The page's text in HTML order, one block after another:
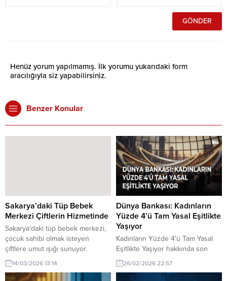
Henüz yorum yapılmamış. İlk yorumu yukarıdaki form
aracılığıyla siz yapabilirsiniz.
Benzer Konular
Sakarya’daki Tüp Bebek
Merkezi Çiftlerin Hizmetinde
Sakarya'daki tüp bebek merkezi,
çocuk sahibi olmak isteyen
çiftlere umut ışığı sunuyor.
Modern teknoloji ve uzman
kadrosuyla hizmet veren merkez,
bölgedeki önemli sağlık
14/03/2026 13:14
Dünya Bankası: Kadınların
Yüzde 4’ü Tam Yasal Eşitlikte
Yaşıyor
Kadınların Yüzde 4'ü Tam Yasal
Eşitlikte Yaşıyor hakkında son
gelişmeler. Dünya Bankası
raporuna göre, kadınların yalnızca
yüzde 4'ü tam yasal eşitlik
26/02/2026 22:57